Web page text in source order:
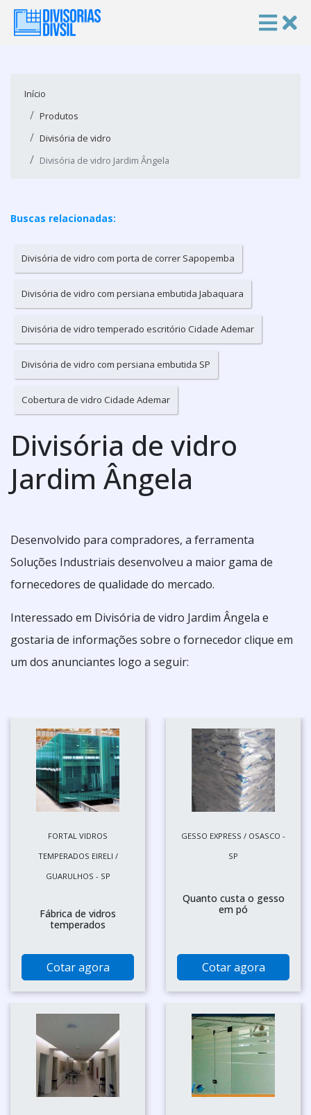
Início
Produtos
Divisória de vidro
Divisória de vidro Jardim Ângela
Buscas relacionadas:
Divisória de vidro com porta de correr Sapopemba
Divisória de vidro com persiana embutida Jabaquara
Divisória de vidro temperado escritório Cidade Ademar
Divisória de vidro com persiana embutida SP
Cobertura de vidro Cidade Ademar
Divisória de vidro
Jardim Ângela
Desenvolvido para compradores, a ferramenta
Soluções Industriais desenvolveu a maior gama de
fornecedores de qualidade do mercado.
Interessado em Divisória de vidro Jardim Ângela e
gostaria de informações sobre o fornecedor clique em
um dos anunciantes logo a seguir:
FORTAL VIDROS
TEMPERADOS EIRELI /
GUARULHOS - SP
Fábrica de vidros
temperados
Cotar agora
GESSO EXPRESS / OSASCO -
SP
Quanto custa o gesso
em pó
Cotar agora